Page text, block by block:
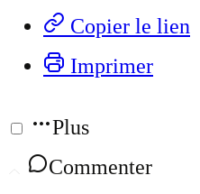
Copier le lien
Imprimer
Plus
Commenter